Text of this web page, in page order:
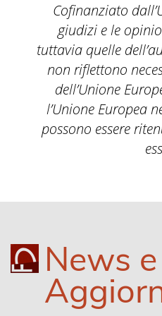
Cofinanziato
giudizi e le
tuttavia quelle
non riflettono
dell’Unione
l’Unione Europea
possono essere
News e